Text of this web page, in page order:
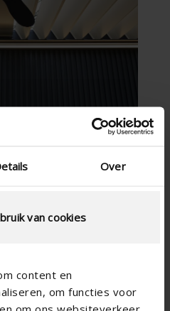
Over
van cookies
content en
om functies voor